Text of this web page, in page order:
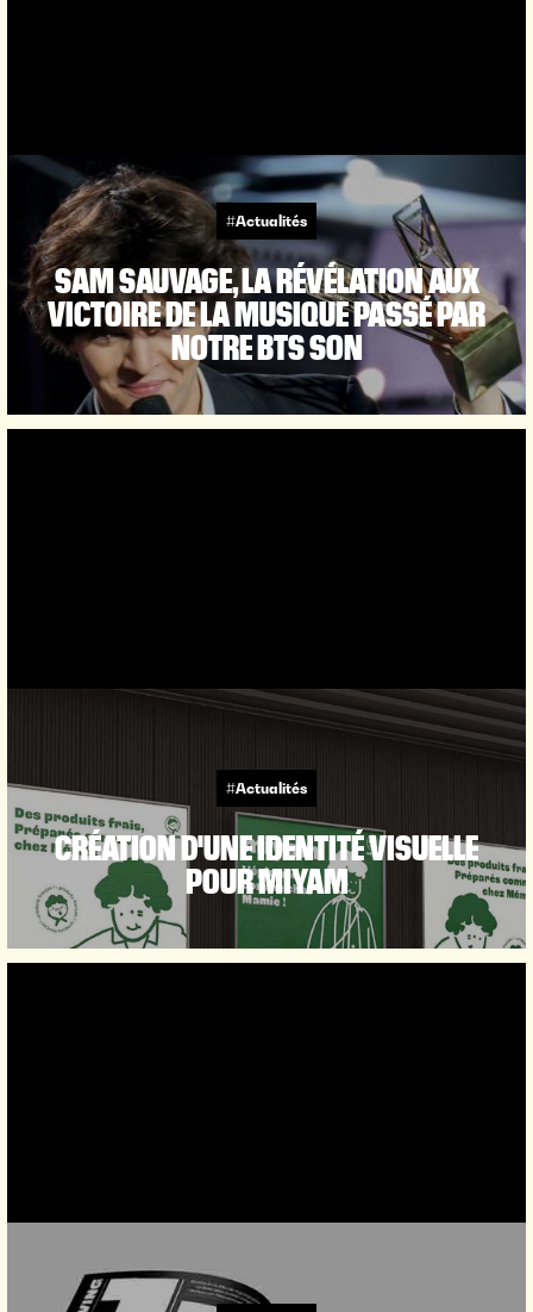
#Actualités
SAM SAUVAGE, LA RÉVÉLATION AUX
VICTOIRE DE LA MUSIQUE PASSÉ PAR
NOTRE BTS SON
#Actualités
CRÉATION D'UNE IDENTITÉ VISUELLE
POUR MIYAM